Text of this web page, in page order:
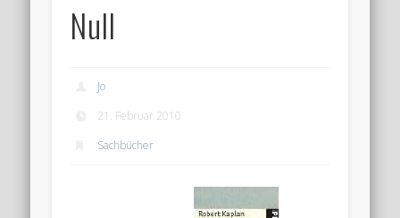
Null
Jo
21. Februar 2010
Sachbücher